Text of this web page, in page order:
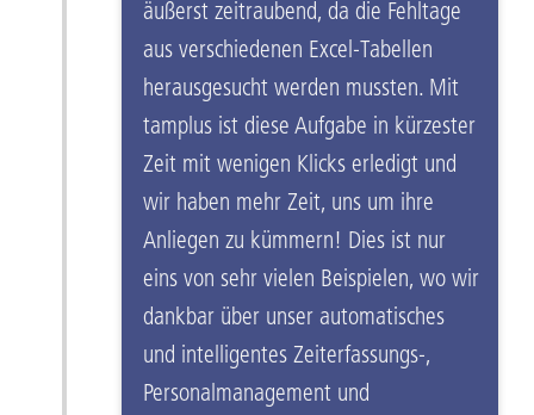
äußerst zeitraubend, da die Fehltage
aus verschiedenen Excel-Tabellen
herausgesucht werden mussten. Mit
tamplus ist diese Aufgabe in kürzester
Zeit mit wenigen Klicks erledigt und
wir haben mehr Zeit, uns um ihre
Anliegen zu kümmern! Dies ist nur
eins von sehr vielen Beispielen, wo wir
dankbar über unser automatisches
und intelligentes Zeiterfassungs-,
Personalmanagement und